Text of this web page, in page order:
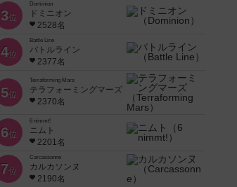
3位
Dominion
ドミニオン
2528名
4位
Battle Line
バトルライン
2377名
5位
Terraforming Mars
テラフォーミングマーズ
2370名
6位
6 nimmt!
ニムト
2201名
7位
Carcassonne
カルカソンヌ
2190名